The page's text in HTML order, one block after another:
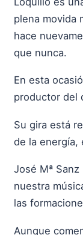
plena movida
hace
que nunca.
En esta
productor del
Su gira está
de la energía,
José Mª
nuestra
las
Aunque